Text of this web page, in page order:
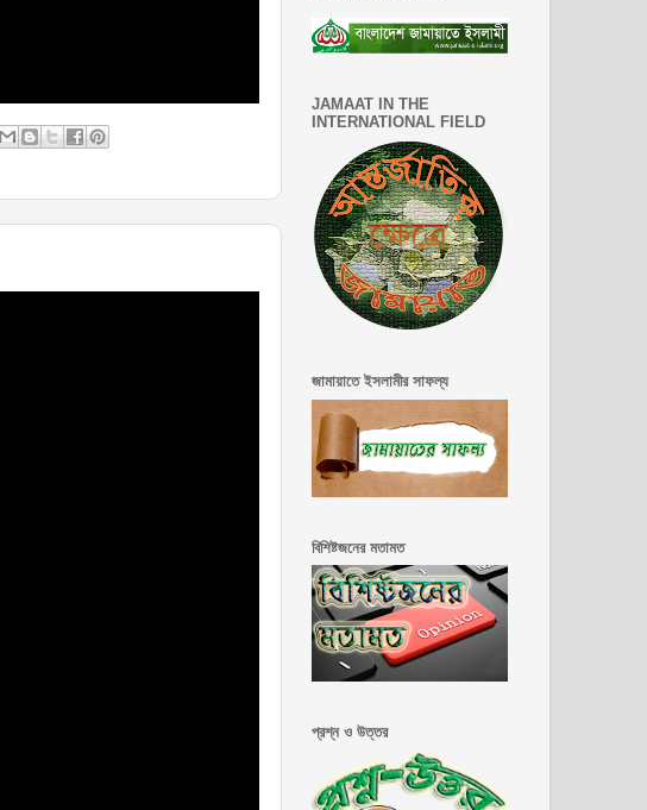
JAMAAT IN THE
INTERNATIONAL FIELD
জামায়াতে ইসলামীর সাফল্য
বিশিষ্টজনের মতামত
প্রশ্ন ও উত্তর